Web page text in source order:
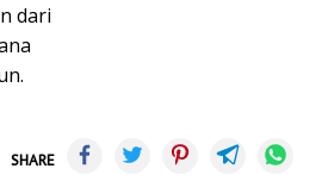
dari
SHARE